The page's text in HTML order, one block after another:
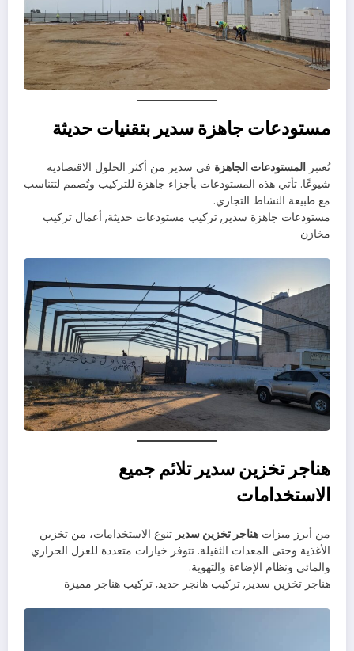
مستودعات جاهزة سدير بتقنيات حديثة
تُعتبر المستودعات الجاهزة في سدير من أكثر الحلول الاقتصادية
شيوعًا. تأتي هذه المستودعات بأجزاء جاهزة للتركيب وتُصمم لتتناسب
مع طبيعة النشاط التجاري.
مستودعات جاهزة سدير, تركيب مستودعات حديثة, أعمال تركيب
مخازن
هناجر تخزين سدير تلائم جميع
الاستخدامات
من أبرز ميزات هناجر تخزين سدير تنوع الاستخدامات، من تخزين
الأغذية وحتى المعدات الثقيلة. تتوفر خيارات متعددة للعزل الحراري
والمائي ونظام الإضاءة والتهوية.
هناجر تخزين سدير, تركيب هانجر حديد, تركيب هناجر مميزة